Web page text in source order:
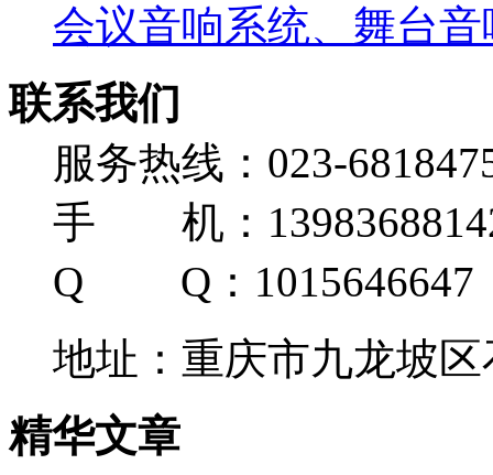
会议音响系统、舞台
联系我们
服务热线：023-
手 机：
Q Q：1015646647
地址：重庆市九龙坡
精华文章